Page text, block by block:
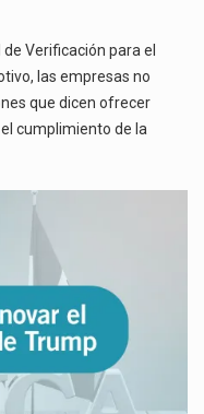
Verificación para el
las empresas no
que dicen ofrecer
cumplimiento de la